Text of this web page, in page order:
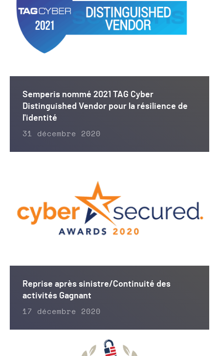
Semperis nommé 2021 TAG Cyber
Distinguished Vendor pour la résilience de
l'identité
31 décembre 2020
Reprise après sinistre/Continuité des
activités Gagnant
17 décembre 2020